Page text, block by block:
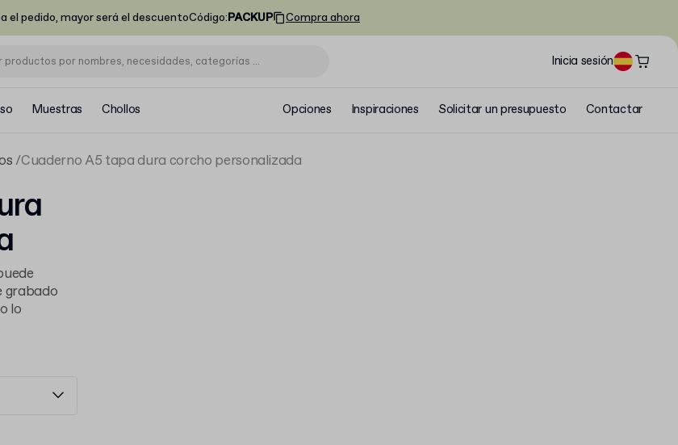
el pedido, mayor será el descuentoCódigo:PACKUP Compra ahora
Inicia sesión
Muestras Chollos Opciones Inspiraciones Solicitar un presupuesto Contactar
Cuaderno A5 tapa dura corcho personalizada
grabado
lo